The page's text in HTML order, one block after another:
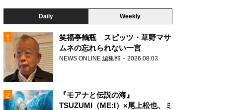
Daily Weekly
笑福亭鶴瓶 スピッツ・草野マサ
ムネの忘れられない一言
NEWS ONLINE 編集部 2026.08.03
『モアナと伝説の海』
TSUZUMI（ME:I）×尾上松也、ミ